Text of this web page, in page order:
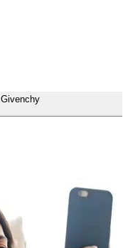
Givenchy